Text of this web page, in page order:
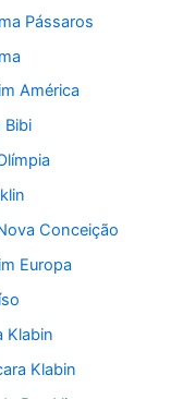
Pássaros
América
Bibi
Conceição
Europa
Klabin
Klabin